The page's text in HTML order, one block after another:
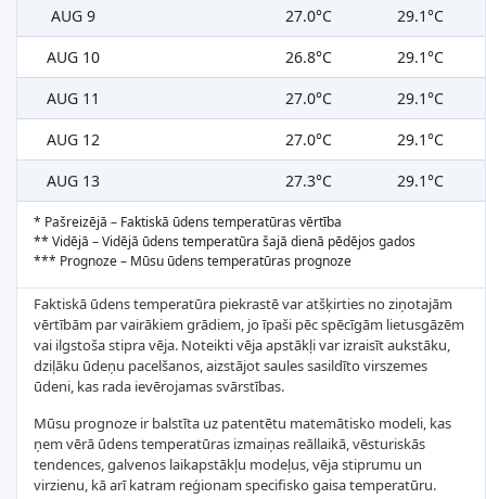
AUG 9
27.0°C
29.1°C
AUG 10
26.8°C
29.1°C
AUG 11
27.0°C
29.1°C
AUG 12
27.0°C
29.1°C
AUG 13
27.3°C 29.1°C
* Pašreizējā – Faktiskā ūdens temperatūras vērtība
** Vidējā – Vidējā ūdens temperatūra šajā dienā pēdējos gados
*** Prognoze – Mūsu ūdens temperatūras prognoze
Faktiskā ūdens temperatūra piekrastē var atšķirties no ziņotajām
vērtībām par vairākiem grādiem, jo īpaši pēc spēcīgām lietusgāzēm
vai ilgstoša stipra vēja. Noteikti vēja apstākļi var izraisīt aukstāku,
dziļāku ūdeņu pacelšanos, aizstājot saules sasildīto virszemes
ūdeni, kas rada ievērojamas svārstības.
Mūsu prognoze ir balstīta uz patentētu matemātisko modeli, kas
ņem vērā ūdens temperatūras izmaiņas reāllaikā, vēsturiskās
tendences, galvenos laikapstākļu modeļus, vēja stiprumu un
virzienu, kā arī katram reģionam specifisko gaisa temperatūru.